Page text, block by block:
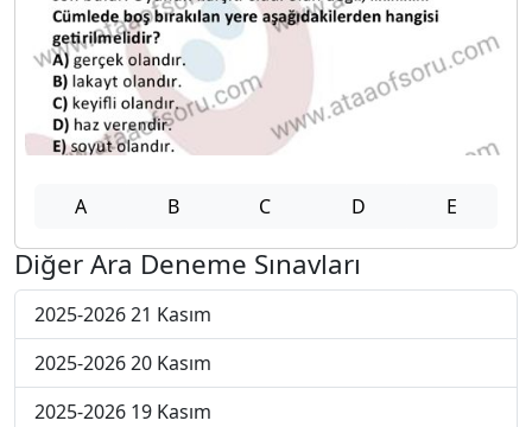
A B C D E
Diğer Ara Deneme Sınavları
2025-2026 21 Kasım
2025-2026 20 Kasım
2025-2026 19 Kasım